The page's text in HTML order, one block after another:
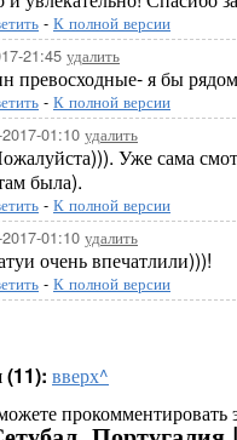
- К полной версии
21:45 удалить
превосходные- я бы
- К полной версии
01:10 удалить
Уже сама
была).
- К полной версии
01:10 удалить
очень впечатлили)))!
- К полной версии
(11): вверх^
прокомментировать